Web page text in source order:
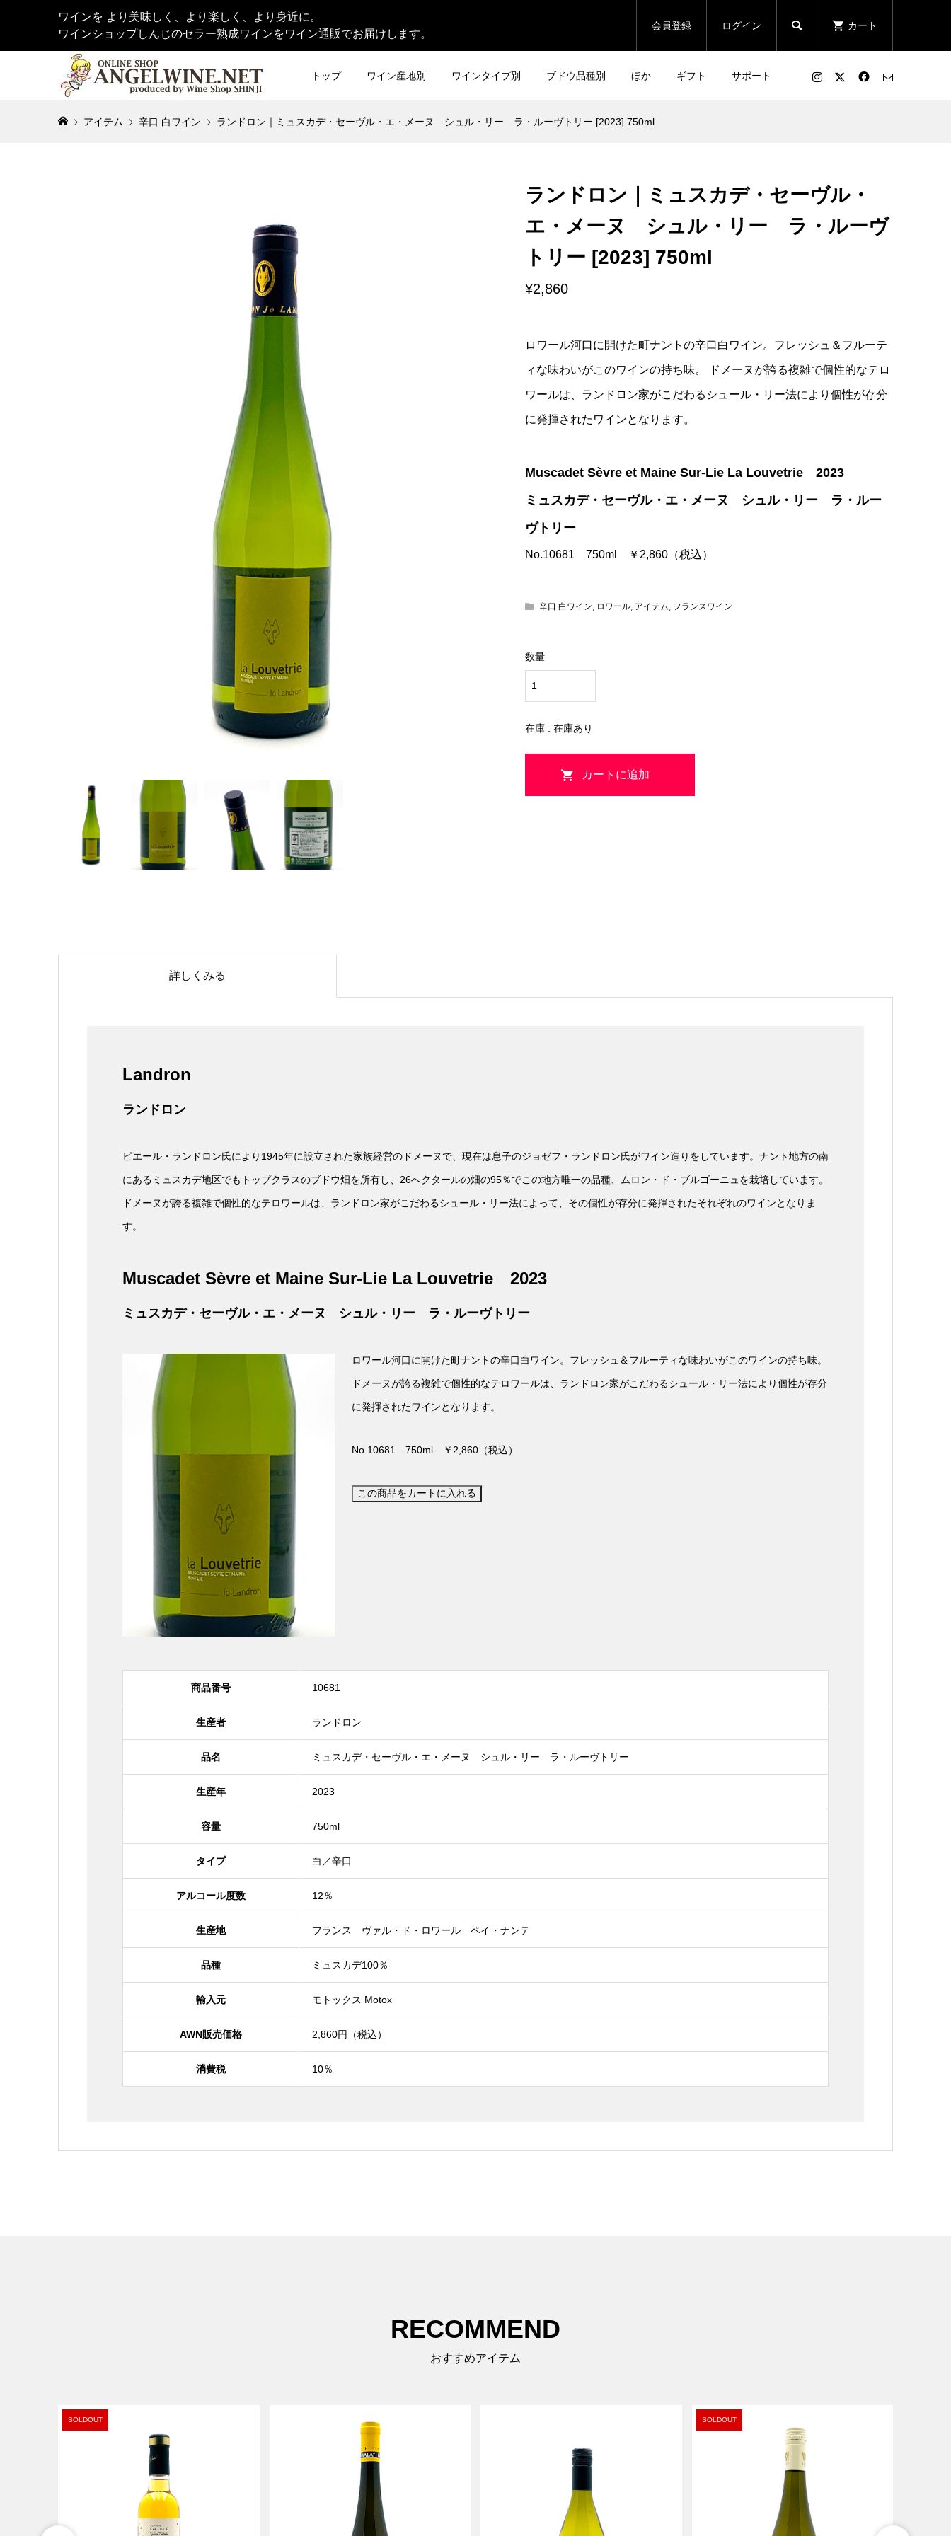
ワインを より美味しく、より楽しく、より身近に。
ワインショップしんじのセラー熟成ワインをワイン通販でお届けします。
会員登録 ログイン  カート
トップ ワイン産地別 ワインタイプ別 ブドウ品種別 ほか ギフト サポート
アイテム 辛口 白ワイン ランドロン｜ミュスカデ・セーヴル・エ・メーヌ シュル・リー ラ・ルーヴトリー [2023] 750ml
ランドロン｜ミュスカデ・セーヴル・
エ・メーヌ シュル・リー ラ・ルーヴ
トリー [2023] 750ml
¥2,860
ロワール河口に開けた町ナントの辛口白ワイン。フレッシュ＆フルーテ
ィな味わいがこのワインの持ち味。 ドメーヌが誇る複雑で個性的なテロ
ワールは、ランドロン家がこだわるシュール・リー法により個性が存分
に発揮されたワインとなります。
Muscadet Sèvre et Maine Sur-Lie La Louvetrie 2023
ミュスカデ・セーヴル・エ・メーヌ シュル・リー ラ・ルー
ヴトリー
No.10681 750ml ￥2,860（税込）
辛口 白ワイン ロワール, アイテム フランスワイン
数量
在庫 : 在庫あり
詳しくみる
Landron
ランドロン
ピエール・ランドロン氏により1945年に設立された家族経営のドメーヌで、現在は息子のジョゼフ・ランドロン氏がワイン造りをしています。ナント地方の南
にあるミュスカデ地区でもトップクラスのブドウ畑を所有し、26へクタールの畑の95％でこの地方唯一の品種、ムロン・ド・ブルゴーニュを栽培しています。
ドメーヌが誇る複雑で個性的なテロワールは、ランドロン家がこだわるシュール・リー法によって、その個性が存分に発揮されたそれぞれのワインとなりま
す。
Muscadet Sèvre et Maine Sur-Lie La Louvetrie 2023
ミュスカデ・セーヴル・エ・メーヌ シュル・リー ラ・ルーヴトリー
ロワール河口に開けた町ナントの辛口白ワイン。フレッシュ＆フルーティな味わいがこのワインの持ち味。
ドメーヌが誇る複雑で個性的なテロワールは、ランドロン家がこだわるシュール・リー法により個性が存分
に発揮されたワインとなります。
No.10681 750ml ￥2,860（税込）
商品番号 10681
生産者 ランドロン
品名 ミュスカデ・セーヴル・エ・メーヌ シュル・リー ラ・ルーヴトリー
生産年 2023
容量 750ml
タイプ 白／辛口
アルコール度数 12％
生産地 フランス ヴァル・ド・ロワール ペイ・ナンテ
品種 ミュスカデ100％
輸入元 モトックス Motox
AWN販売価格 2,860円（税込）
消費税 10％
RECOMMEND
おすすめアイテム
SOLDOUT SOLDOUT